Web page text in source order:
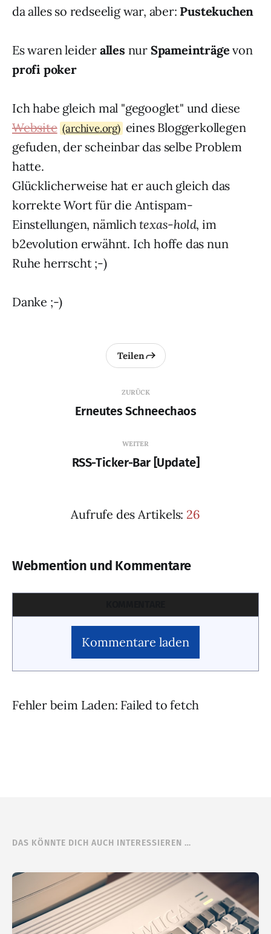
da alles so redseelig war, aber: Pustekuchen
Es waren leider alles nur Spameinträge von
profi poker
Ich habe gleich mal "gegooglet" und diese
Website (archive.org)eines Bloggerkollegen
gefuden, der scheinbar das selbe Problem
hatte.
Glücklicherweise hat er auch gleich das
korrekte Wort für die Antispam-
Einstellungen, nämlichtexas-hold, im
b2evolution erwähnt. Ich hoffe das nun
Ruhe herrscht ;-)
Danke ;-)
ZURÜCK
Erneutes Schneechaos
Teilen
WEITER
RSS-Ticker-Bar [Update]
Aufrufe des Artikels: 26
Webmention und Kommentare
Kommentare laden
Fehler beim Laden: Failed to fetch
DAS KÖNNTE DICH AUCH INTERESSIEREN …